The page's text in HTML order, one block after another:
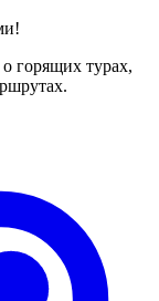
горящих турах,